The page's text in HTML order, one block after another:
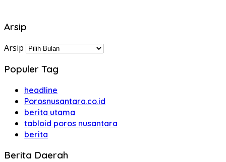
Arsip
Arsip
Populer Tag
headline
Porosnusantara.co.id
berita utama
tabloid poros nusantara
berita
Berita Daerah